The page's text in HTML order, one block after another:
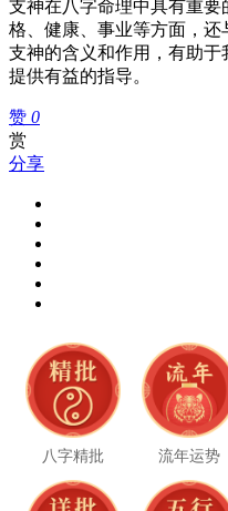
支神在八字命理中具有重
格、健康、事业等方面，
支神的含义和作用，有助于
提供有益的指导。
赞 0
赏
分享
八字精批 流年运势